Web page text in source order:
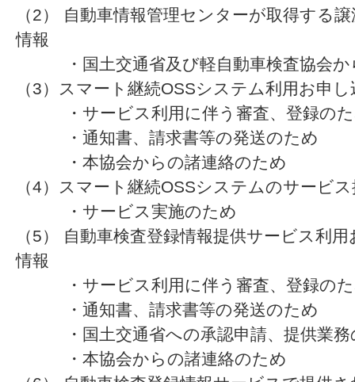
（2） 自動車情報管理センターが取得する
情報
・国土交通省及び軽自動車検査協会か
（3）スマート継続OSSシステム利用お申
・サービス利用に伴う審査、登録の
・通知書、請求書等の発送のため
・本協会からの諸連絡のため
（4）スマート継続OSSシステムのサービ
・サービス実施のため
（5） 自動車検査登録情報提供サービス利
情報
・サービス利用に伴う審査、登録の
・通知書、請求書等の発送のため
・国土交通省への承認申請、提供業務
・本協会からの諸連絡のため